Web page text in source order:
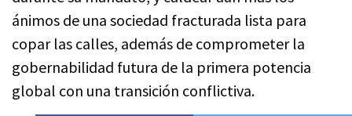
ánimos de una sociedad fracturada lista para
copar las calles, además de comprometer la
gobernabilidad futura de la primera potencia
global con una transición conflictiva.